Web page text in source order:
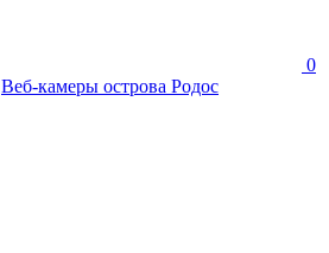
0
Веб-камеры острова Родос